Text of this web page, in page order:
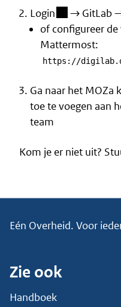
Login(besloten
→ GitLab
of configureer
Mattermost:
https://
Ga naar het MOZa
toe te voegen aan
team
Kom je er niet uit?
Eén Overheid. Voor
Zie ook
Handboek